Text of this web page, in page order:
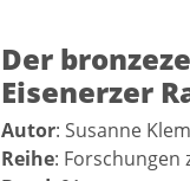
Der
Eisenerzer
Autor: Susanne
Reihe: Forschungen